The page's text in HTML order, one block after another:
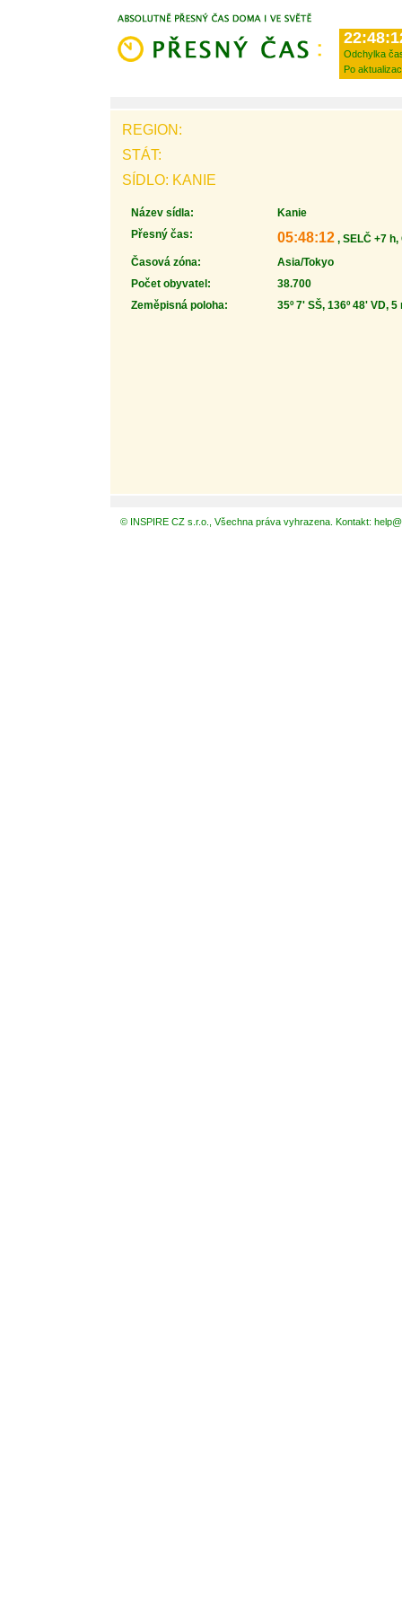
Odchylka
Po
REGION:
STÁT:
SÍDLO: KANIE
Název sídla:
Kanie
Přesný čas:
05:48:12 , SELČ +7 h,
Časová zóna:
Asia/Tokyo
Počet obyvatel:
38.700
Zeměpisná poloha:
35º 7' SŠ, 136º 48' VD, 5
© INSPIRE CZ s.r.o., Všechna práva vyhrazena. Kontakt: